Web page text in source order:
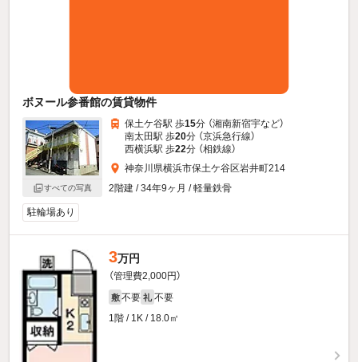
ボヌール参番館の賃貸物件
すべての写真
保土ケ谷駅 歩15分 （湘南新宿宇など）
南太田駅 歩20分 （京浜急行線）
西横浜駅 歩22分 （相鉄線）
神奈川県横浜市保土ケ谷区岩井町214
2階建 / 34年9ヶ月 / 軽量鉄骨
駐輪場あり
3万円
（管理費2,000円）
敷 不要 礼 不要
1階 / 1K / 18.0㎡